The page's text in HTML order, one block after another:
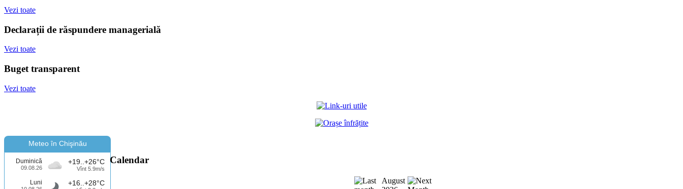
Vezi toate
Declarații de răspundere managerială
Vezi toate
Buget transparent
Vezi toate
Meteo în Chişinău
Duminică
09.08.26
+19..+26°C
Vînt 5.9m/s
Luni +16..+28°C
Calendar
August